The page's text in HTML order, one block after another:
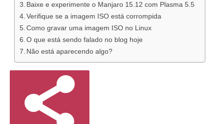
Baixe e experimente o Manjaro 15.12 com Plasma 5.5
Verifique se a imagem ISO está corrompida
Como gravar uma imagem ISO no Linux
O que está sendo falado no blog hoje
Não está aparecendo algo?